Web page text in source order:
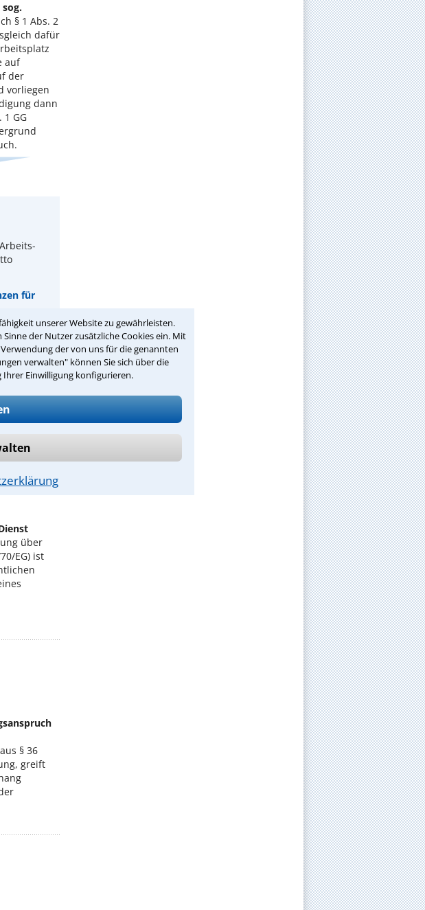
unserer Website zu gewährleisten.
der Nutzer zusätzliche Cookies ein. Mit
der von uns für die genannten
verwalten" können Sie sich über die
Einwilligung konfigurieren.
sog.
§ 1 Abs. 2
dafür
auf
der
vorliegen
dann
GG
für
Berlin
über
EG) ist
§ 36
greift